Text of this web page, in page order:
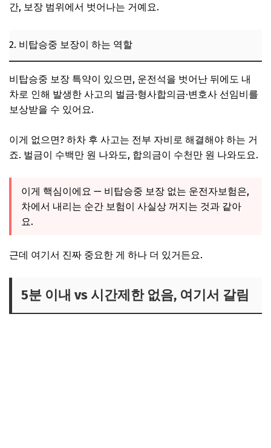
간, 보장 범위에서 벗어나는 거예요.
2. 비탑승중 보장이 하는 역할
비탑승중 보장 특약이 있으면, 운전석을 벗어난 뒤에도 내
차로 인해 발생한 사고의 벌금·형사합의금·변호사 선임비를
보상받을 수 있어요.
이게 없으면? 하차 후 사고는 전부 자비로 해결해야 하는 거
죠. 벌금이 수백만 원 나와도, 합의금이 수천만 원 나와도요.
이게 핵심이에요 — 비탑승중 보장 없는 운전자보험은,
차에서 내리는 순간 보험이 사실상 꺼지는 것과 같아
요.
근데 여기서 진짜 중요한 게 하나 더 있거든요.
5분 이내 vs 시간제한 없음, 여기서 갈림